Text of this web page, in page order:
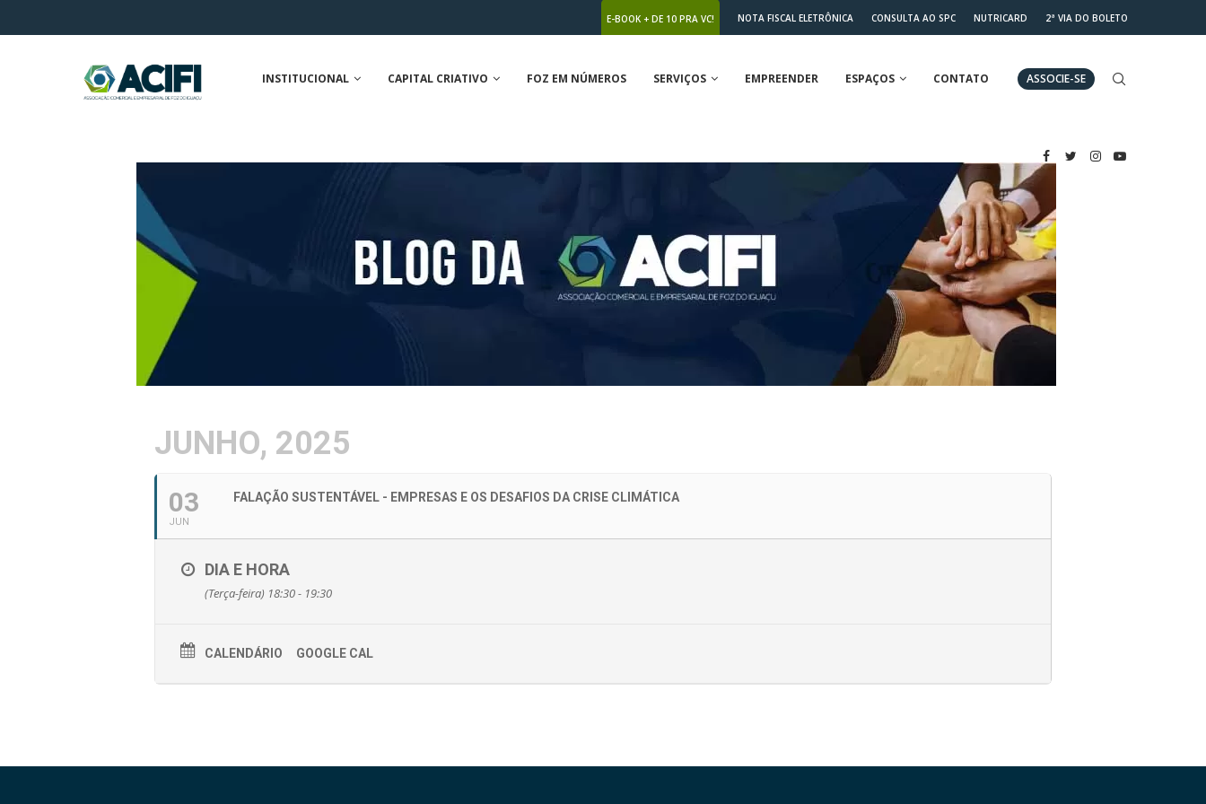
E-BOOK + DE 10 PRA VC! NOTA FISCAL ELETRÔNICA CONSULTA AO SPC NUTRICARD 2ª VIA DO BOLETO
INSTITUCIONAL CAPITAL CRIATIVO FOZ EM NÚMEROS SERVIÇOS EMPREENDER ESPAÇOS CONTATO ASSOCIE-SE
JUNHO, 2025
03
JUN
FALAÇÃO SUSTENTÁVEL - EMPRESAS E OS DESAFIOS DA CRISE CLIMÁTICA
DIA E HORA
(Terça-feira) 18:30 - 19:30
CALENDÁRIO GOOGLE CAL